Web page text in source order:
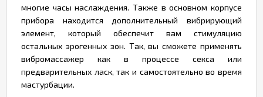
многие часы наслаждения. Также в основном корпусе
прибора находится дополнительный вибрирующий
элемент, который обеспечит вам стимуляцию
остальных эрогенных зон. Так, вы сможете применять
вибромассажер как в процессе секса или
предварительных ласк, так и самостоятельно во время
мастурбации.